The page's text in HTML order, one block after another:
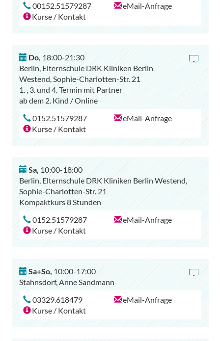
00152.51579287
eMail-Anfrage
Kurse / Kontakt
Do, 18:00-21:30
Berlin, Elternschule DRK Kliniken Berlin
Westend, Sophie-Charlotten-Str. 21
1. , 3. und 4. Termin mit Partner
ab dem 2. Kind / Online
0152.51579287
eMail-Anfrage
Kurse / Kontakt
Sa, 10:00-18:00
Berlin, Elternschule DRK Kliniken Berlin Westend,
Sophie-Charlotten-Str. 21
Kompaktkurs 8 Stunden
0152.51579287
eMail-Anfrage
Kurse / Kontakt
Sa+So, 10:00-17:00
Stahnsdorf, Anne Sandmann
03329.618479
eMail-Anfrage
Kurse / Kontakt